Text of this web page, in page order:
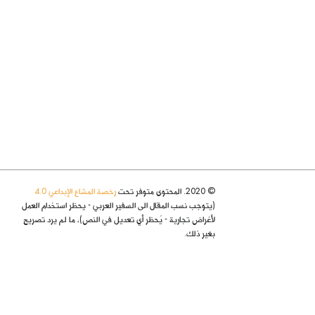
© 2020. المحتوى متوفر تحت
رخصة المشاع الإبداعي 4.0
(يتوجب نسب المقال الى السفير العربي - يحظر استخدام العمل
لأغراض تجارية - يُحظر أي تعديل في النص)، ما لم يرد تصريح
بغير ذلك.